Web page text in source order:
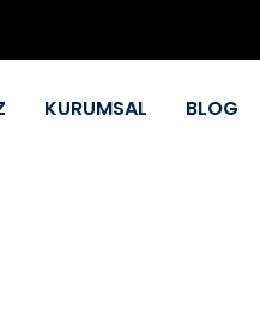
KURUMSAL BLOG